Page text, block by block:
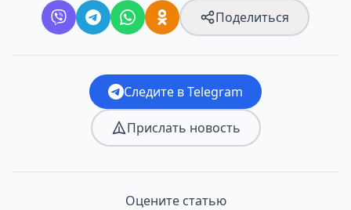
Поделиться
Следите в Telegram
Прислать новость
Оцените статью